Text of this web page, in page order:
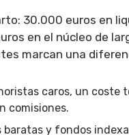
30.000 euros en
en el núcleo de
marcan una
caros, un coste
comisiones.
baratas y fondos